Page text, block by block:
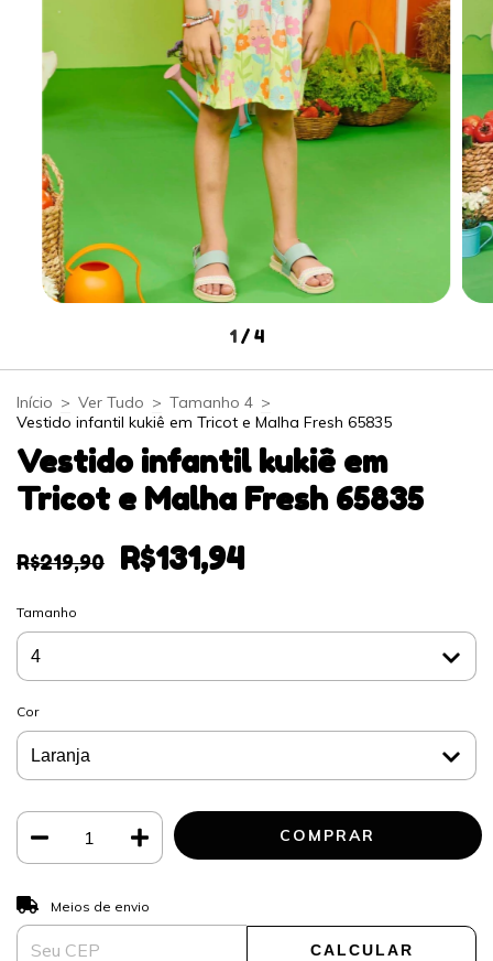
1 / 4
Início > Ver Tudo > Tamanho 4 >
Vestido infantil kukiê em Tricot e Malha Fresh 65835
Vestido infantil kukiê em
Tricot e Malha Fresh 65835
R$219,90 R$131,94
Tamanho
Cor
Entregas para o CEP:
Meios de envio
CALCULAR